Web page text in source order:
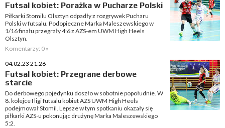
Futsal kobiet: Porażka w Pucharze Polski
Piłkarki Stomilu Olsztyn odpadły z rozgrywek Pucharu
Polski w futsalu. Podopieczne Marka Maleszewskiego w
1/16 finału przegrały 4:6 z AZS-em UWM High Heels
Olsztyn.
Komentarzy: 0 »
04.02.23 21:26
Futsal kobiet: Przegrane derbowe
starcie
Do derbowego pojedynku doszło w sobotnie popołudnie. W
8. kolejce I ligi futsalu kobiet AZS UWM High Heels
podejmował Stomil. Lepsze w tym spotkaniu okazały się
piłkarki AZS-u pokonując drużynę Marka Maleszewskiego
5:2.